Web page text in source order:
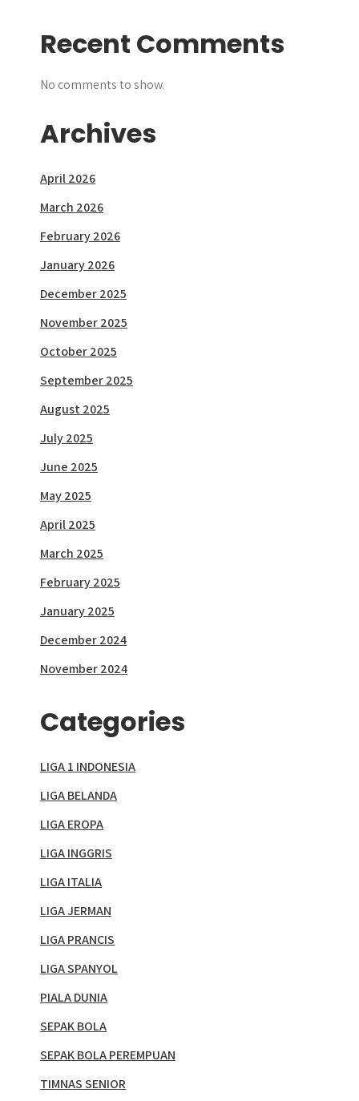
Recent Comments
No comments to show.
Archives
April 2026
March 2026
February 2026
January 2026
December 2025
November 2025
October 2025
September 2025
August 2025
July 2025
June 2025
May 2025
April 2025
March 2025
February 2025
January 2025
December 2024
November 2024
Categories
LIGA 1 INDONESIA
LIGA BELANDA
LIGA EROPA
LIGA INGGRIS
LIGA ITALIA
LIGA JERMAN
LIGA PRANCIS
LIGA SPANYOL
PIALA DUNIA
SEPAK BOLA
SEPAK BOLA PEREMPUAN
TIMNAS SENIOR